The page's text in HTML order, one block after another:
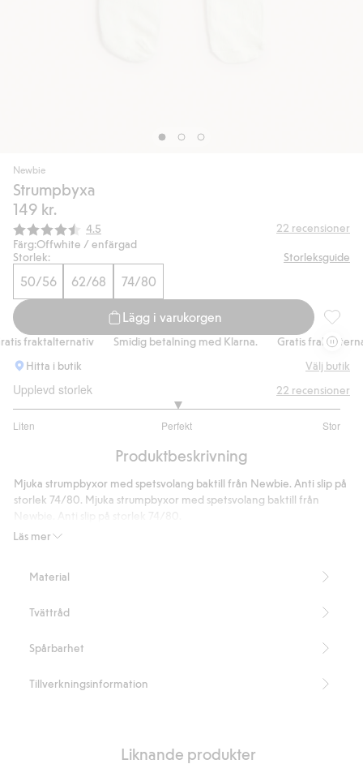
Newbie
Strumpbyxa
149 kr.
Snittbetyg:
4.5 22 recensioner
Färg:Offwhite / enfärgad
Storlek:
Storleksguide
50/56 62/68 74/80
Lägg i varukorgen
fraktalternativ Smidig betalning med Klarna.
Gratis
Hitta i butik
Välj butik
Upplevd storlek
Liten Perfekt Stor
utav
16
betyg
22 recensioner
Produktbeskrivning
Läs mer
Mjuka strumpbyxor med spetsvolang baktill från Newbie. Anti slip på
storlek 74/80. Mjuka strumpbyxor med spetsvolang baktill från
Artikelnummer
Material
Tvättråd
Spårbarhet
Tillverkningsinformation
Liknande produkter